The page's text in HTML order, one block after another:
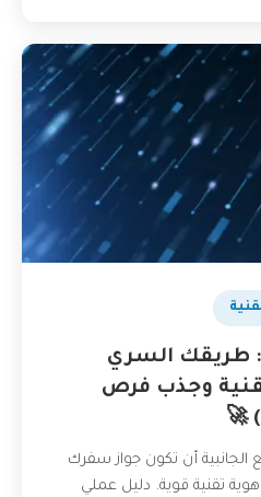
طريقك السري
وجذب فرص
🚀
أن تكون جواز سفرك
تقنية قوية. دليل عملي